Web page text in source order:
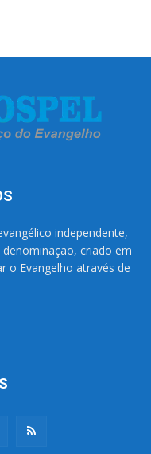
independente,
criado em
o Evangelho através de